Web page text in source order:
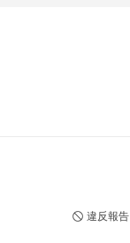
違反報告